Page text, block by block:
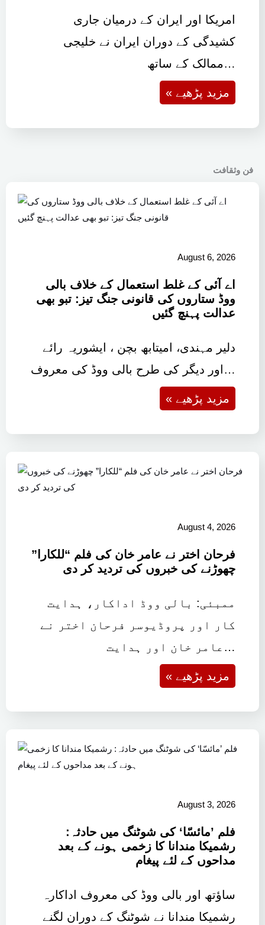
امریکا اور ایران کے درمیان جاری
کشیدگی کے دوران ایران نے خلیجی
ممالک کے ساتھ…
« مزید پڑھیے
فن وثقافت
August 6, 2026
اے آئی کے غلط استعمال کے خلاف بالی
ووڈ ستاروں کی قانونی جنگ تیز: تبو بھی
عدالت پہنچ گئیں
دلیر مہندی، امیتابھ بچن ، ایشوریہ رائے
اور دیگر کی طرح بالی ووڈ کی معروف…
« مزید پڑھیے
August 4, 2026
فرحان اختر نے عامر خان کی فلم “للکارا”
چھوڑنے کی خبروں کی تردید کر دی
ممبئی: بالی ووڈ اداکار، ہدایت
کار اور پروڈیوسر فرحان اختر نے
عامر خان اور ہدایت…
« مزید پڑھیے
August 3, 2026
فلم ’مائسّا‘ کی شوٹنگ میں حادثہ:
رشمیکا مندانا کا زخمی ہونے کے بعد
مداحوں کے لئے پیغام
ساؤتھ اور بالی ووڈ کی معروف اداکارہ
رشمیکا مندانا نے شوٹنگ کے دوران لگنے